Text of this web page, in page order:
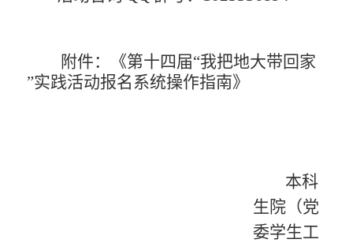
附件：《第十四届“我把地大带回家
”实践活动报名系统操作指南》
本科
生院（党
委学生工